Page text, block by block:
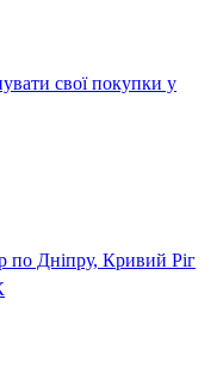
свої покупки у
по Дніпру, Кривий Ріг